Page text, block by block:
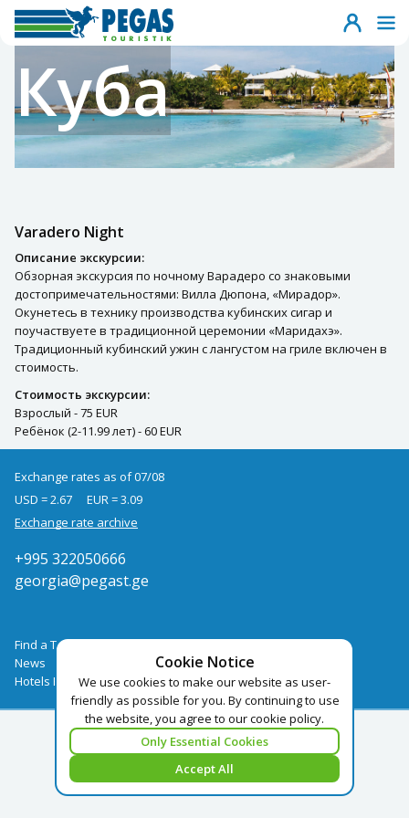
Куба
Varadero Night
Описание экскурсии:
Обзорная экскурсия по ночному Варадеро со знаковыми
достопримечательностями: Вилла Дюпона, «Мирадор».
Oкунетесь в технику производства кубинских сигар и
поучаствуете в традиционной церемонии «Маридахэ».
Традиционный кубинский ужин с лангустом на гриле включен в
стоимость.
Стоимость экскурсии:
Взрослый - 75 EUR
Ребёнок (2-11.99 лет) - 60 EUR
Cookie Notice
We use cookies to make our website as user-
friendly as possible for you. By continuing to use
the website, you agree to our cookie policy.
Only Essential Cookies
Accept All
Exchange rates as of 07/08
USD = 2.67
EUR = 3.09
Exchange rate archive
+995 322050666
georgia@pegast.ge
Find a Tour
News
Hotels Booking